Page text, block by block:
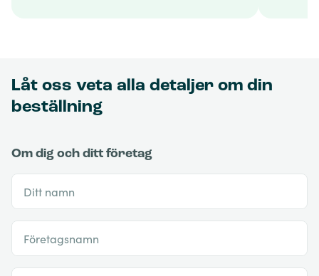
Låt oss veta alla detaljer om din
beställning
Om dig och ditt företag
Ditt namn
Företagsnamn